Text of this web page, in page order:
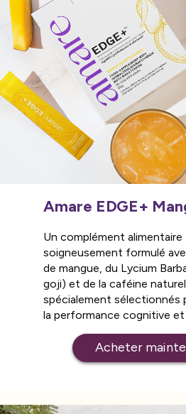
Amare EDGE+
Un complément alimentaire
soigneusement formulé
de mangue, du Lycium
goji) et de la caféine
spécialement sélectionnés
la performance cognitive et
Acheter